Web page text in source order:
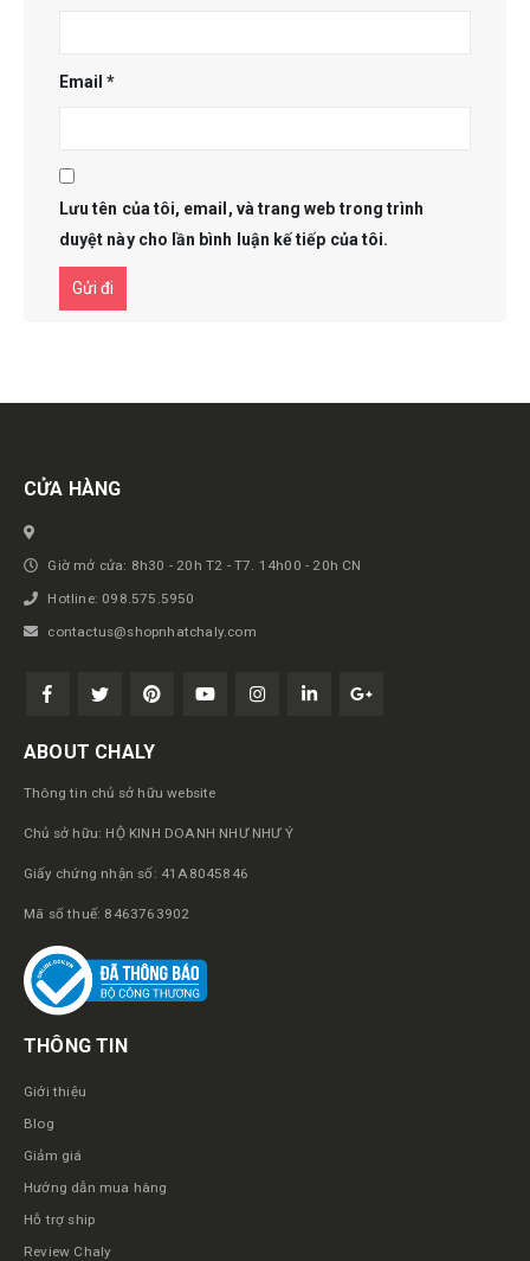
Email*
Lưu tên của tôi, email, và trang web trong trình
duyệt này cho lần bình luận kế tiếp của tôi.
Get in touch
CỬA HÀNG
Giờ mở cửa: 8h30 - 20h T2 - T7. 14h00 - 20h CN
Hotline: 098.575.5950
contactus@shopnhatchaly.com
ABOUT CHALY
Thông tin chủ sở hữu website
Chủ sở hữu: HỘ KINH DOANH NHƯ NHƯ Ý
Giấy chứng nhận số: 41A8045846
Mã số thuế: 8463763902
THÔNG TIN
Giới thiệu
Blog
Giảm giá
Hướng dẫn mua hàng
Hỗ trợ ship
Review Chaly